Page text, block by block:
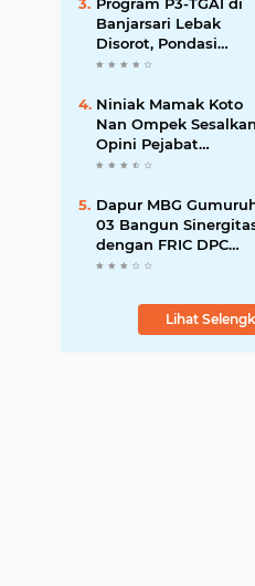
Banjarsari Lebak
Disorot, Pondasi
Diduga Terisi Tanah,
Sanksi Berat Hingga
Pidana
Niniak Mamak Koto
Nan Ompek Sesalkan
Opini Pejabat
Payakumbuh Soal
Jabatan
Dapur MBG
03 Bangun
dengan FRIC DPC
Kabupaten Lebak,
SOP BGN Pusat
Lihat